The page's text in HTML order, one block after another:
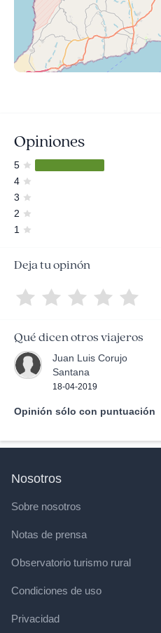
Opiniones
5
4
3
2
1
Deja tu opinón
Qué dicen otros viajeros
Juan Luis Corujo
Santana
18-04-2019
Opinión sólo con puntuación
Nosotros
Sobre nosotros
Notas de prensa
Observatorio turismo rural
Condiciones de uso
Privacidad